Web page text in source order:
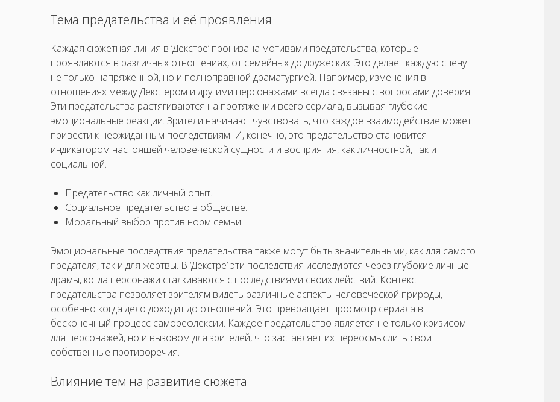
Тема предательства и её проявления
Каждая сюжетная линия в ‘Декстре’ пронизана мотивами предательства, которые
проявляются в различных отношениях, от семейных до дружеских. Это делает каждую сцену
не только напряженной, но и полноправной драматургией. Например, изменения в
отношениях между Декстером и другими персонажами всегда связаны с вопросами доверия.
Эти предательства растягиваются на протяжении всего сериала, вызывая глубокие
эмоциональные реакции. Зрители начинают чувствовать, что каждое взаимодействие может
привести к неожиданным последствиям. И, конечно, это предательство становится
индикатором настоящей человеческой сущности и восприятия, как личностной, так и
социальной.
Предательство как личный опыт.
Социальное предательство в обществе.
Моральный выбор против норм семьи.
Эмоциональные последствия предательства также могут быть значительными, как для самого
предателя, так и для жертвы. В ‘Декстре’ эти последствия исследуются через глубокие личные
драмы, когда персонажи сталкиваются с последствиями своих действий. Контекст
предательства позволяет зрителям видеть различные аспекты человеческой природы,
особенно когда дело доходит до отношений. Это превращает просмотр сериала в
бесконечный процесс саморефлексии. Каждое предательство является не только кризисом
для персонажей, но и вызовом для зрителей, что заставляет их переосмыслить свои
собственные противоречия.
Влияние тем на развитие сюжета